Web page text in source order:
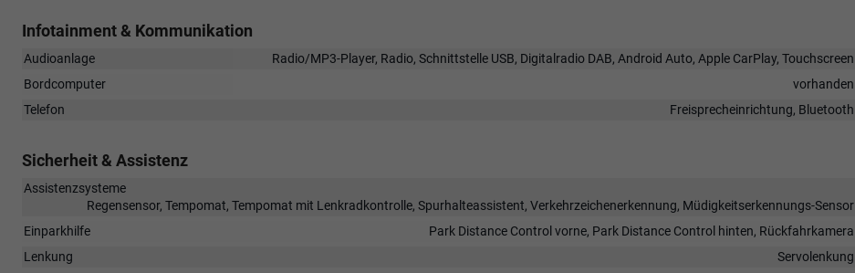
Infotainment & Kommunikation
Audioanlage
Radio/MP3-Player, Radio, Schnittstelle USB, Digitalradio DAB, Android Auto, Apple CarPlay, Touchscreen
Bordcomputer
vorhanden
Telefon
Freisprecheinrichtung, Bluetooth
Sicherheit & Assistenz
Assistenzsysteme
Regensensor, Tempomat, Tempomat mit Lenkradkontrolle, Spurhalteassistent, Verkehrzeichenerkennung, Müdigkeitserkennungs-Sensor
Einparkhilfe
Park Distance Control vorne, Park Distance Control hinten, Rückfahrkamera
Lenkung
Servolenkung